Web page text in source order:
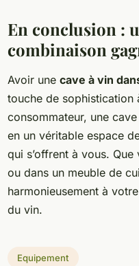
En conclusion :
combinaison
Avoir une cave à vin
touche de sophistication
consommateur, une
en un véritable espace
qui s’offrent à vous.
ou dans un meuble de
harmonieusement à
du vin.
Equipement